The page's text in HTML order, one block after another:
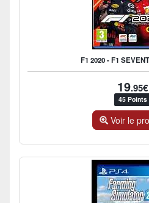
F1 2020 - F1
19.95€
45 Points
Voir le